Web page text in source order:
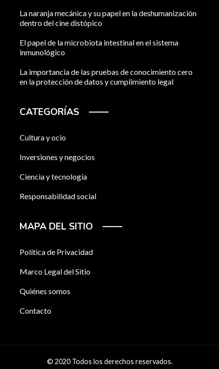
La naranja mecánica y su papel en la deshumanización
dentro del cine distópico
El papel de la microbiota intestinal en el sistema
inmunológico
La importancia de las pruebas de conocimiento cero
en la protección de datos y cumplimiento legal
CATEGORÍAS
Cultura y ocio
Inversiones y negocios
Ciencia y tecnología
Responsabilidad social
MAPA DEL SITIO
Política de Privacidad
Marco Legal del Sitio
Quiénes somos
Contacto
© 2020 Todos los derechos reservados.